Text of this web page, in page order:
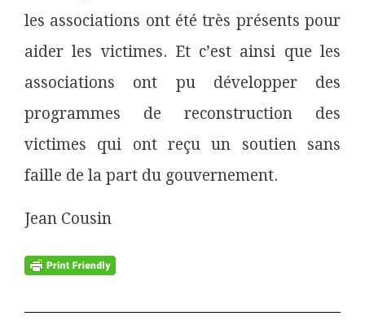
les associations ont été très présents pour
aider les victimes. Et c’est ainsi que les
associations ont pu développer des
programmes de reconstruction des
victimes qui ont reçu un soutien sans
faille de la part du gouvernement.
Jean Cousin